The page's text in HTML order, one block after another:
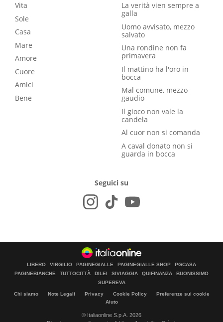
Vita
Sole
Casa
Mare
Amore
Cuore
Amici
Bene
La verità vien sempre a
galla
Uomo avvisato, mezzo
salvato
Una rondine non fa
primavera
Il mattino ha l'oro in
bocca
Mal comune, mezzo
gaudio
Il gioco non vale la
candela
Al cuor non si comanda
A caval donato non si
guarda in bocca
Seguici su
LIBERO VIRGILIO PAGINEGIALLE PAGINEGIALLE SHOP
PGCASA
PAGINEBIANCHE
TUTTOCITTÀ DILEI SIVIAGGIA QUIFINANZA
BUONISSIMO
SUPEREVA
Chi siamo Note Legali Privacy Cookie Policy
Preferenze sui cookie
Aiuto
© Italiaonline S.p.A. 2026